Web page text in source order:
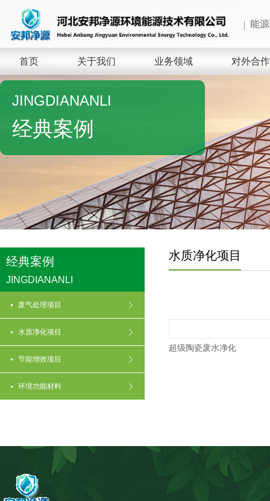
能
首页 关于我们 业务领域 对外合作
JINGDIANANLI
经典案例
经典案例
JINGDIANANLI
废气处理项目
水质净化项目
节能增效项目
环境功能材料
水质净化项目
超级陶瓷废水净化